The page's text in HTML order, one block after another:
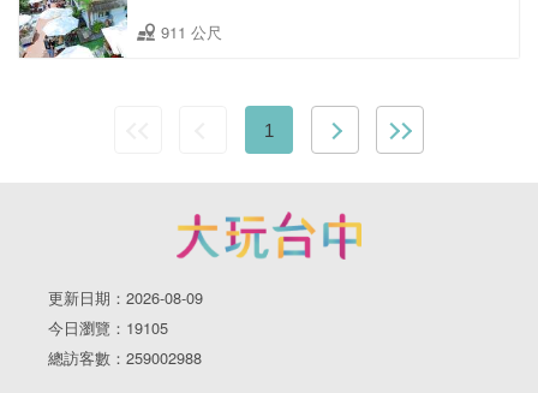
911 公尺
1
更新日期：2026-08-09
今日瀏覽：19105
總訪客數：259002988